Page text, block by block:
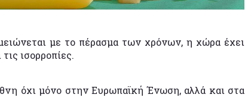
με το πέρασμα των χρόνων, η χώρα έχει
ισορροπίες.
όχι μόνο στην Ευρωπαϊκή Ένωση, αλλά και στα